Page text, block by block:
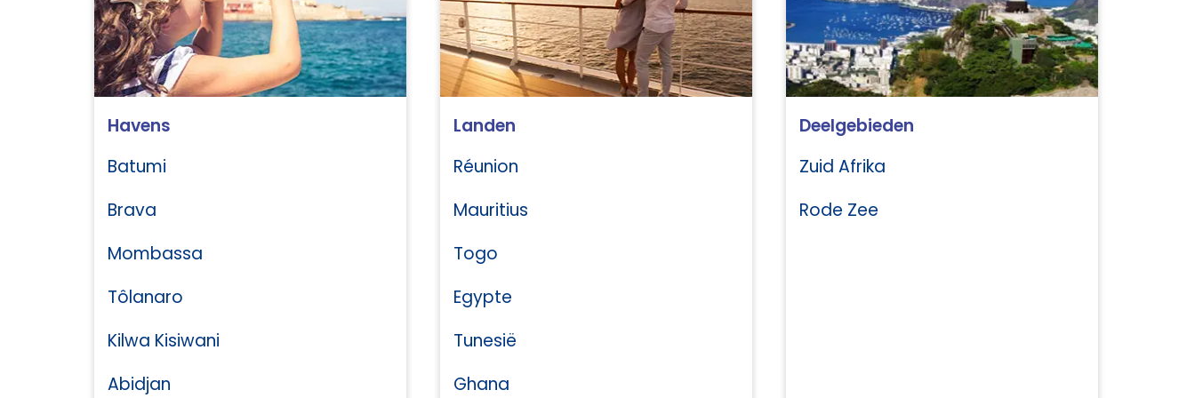
Havens
Batumi
Brava
Mombassa
Tôlanaro
Kilwa Kisiwani
Abidjan
Landen
Réunion
Mauritius
Togo
Egypte
Tunesië
Ghana
Deelgebieden
Zuid Afrika
Rode Zee